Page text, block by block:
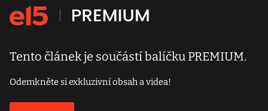
Tento článek je součástí balíčku PREMIUM.
Odemkněte si exkluzivní obsah a videa!